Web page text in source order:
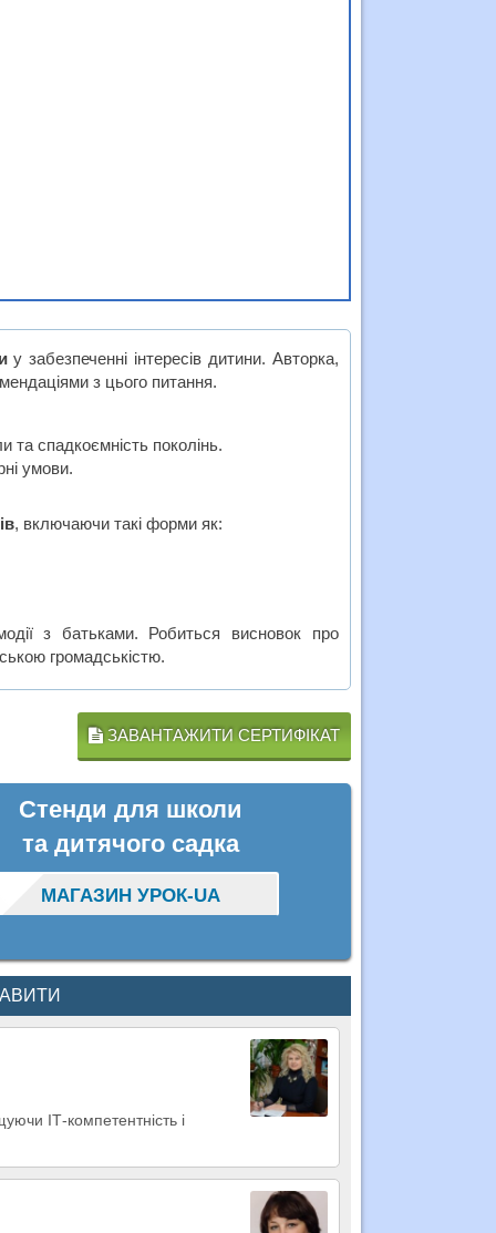
у забезпеченні інтересів дитини. Авторка,
з цього питання.
та спадкоємність поколінь.
умови.
, включаючи такі форми як:
з батьками. Робиться висновок про
громадськістю.
ЗАВАНТАЖИТИ СЕРТИФІКАТ
Стенди для школи
та дитячого садка
МАГАЗИН УРОК-UA
ІТ-компетентність і